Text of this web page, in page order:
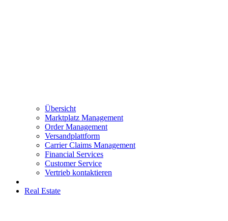
Übersicht
Marktplatz Management
Order Management
Versandplattform
Carrier Claims Management
Financial Services
Customer Service
Vertrieb kontaktieren
Real Estate